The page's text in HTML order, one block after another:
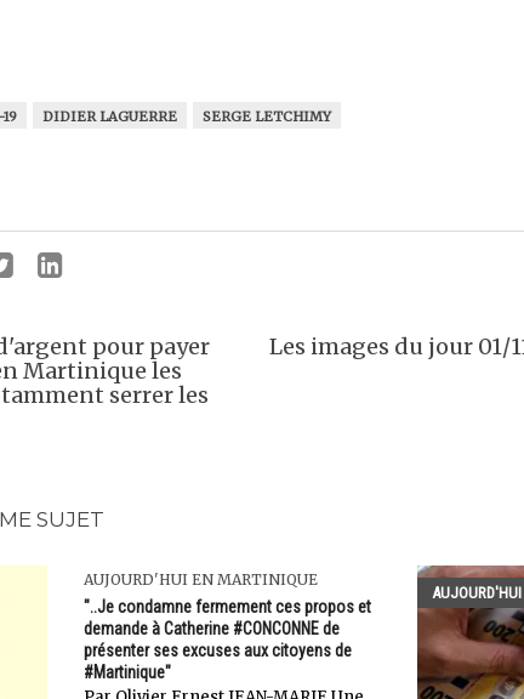
DIDIER LAGUERRE SERGE LETCHIMY
Les images du jour
pour payer
Martinique les
serrer les
SUJET
AUJOURD'HUI EN MARTINIQUE
"..Je condamne fermement ces propos et
demande à Catherine #CONCONNE de
présenter ses excuses aux citoyens de
#Martinique"